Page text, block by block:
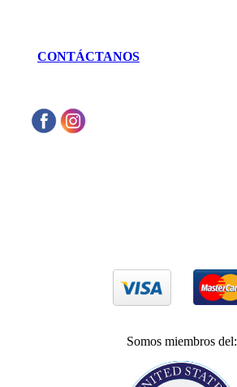
CONTÁCTANOS
Somos miembros del: